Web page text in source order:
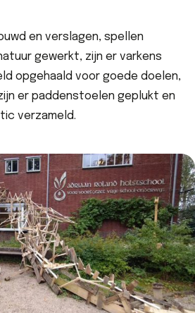
en verslagen, spellen
gewerkt, zijn er varkens
opgehaald voor goede doelen,
er paddenstoelen geplukt en
verzameld.